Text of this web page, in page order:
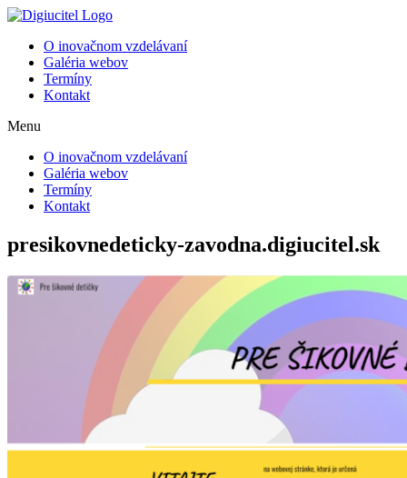
Preskočiť
obsah
O inovačnom vzdelávaní
Galéria webov
Termíny
Kontakt
Menu
O inovačnom vzdelávaní
Galéria webov
Termíny
Kontakt
presikovnedeticky-zavodna.digiucitel.sk